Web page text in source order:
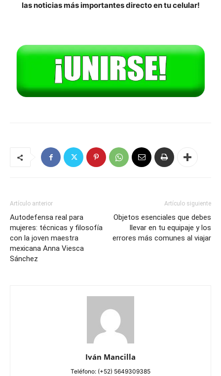
las noticias más importantes directo en tu celular!
Artículo anterior
Autodefensa real para
mujeres: técnicas y filosofía
con la joven maestra
mexicana Anna Viesca
Sánchez
Artículo siguiente
Objetos esenciales que debes
llevar en tu equipaje y los
errores más comunes al viajar
Iván Mancilla
Teléfono: (+52) 5649309385